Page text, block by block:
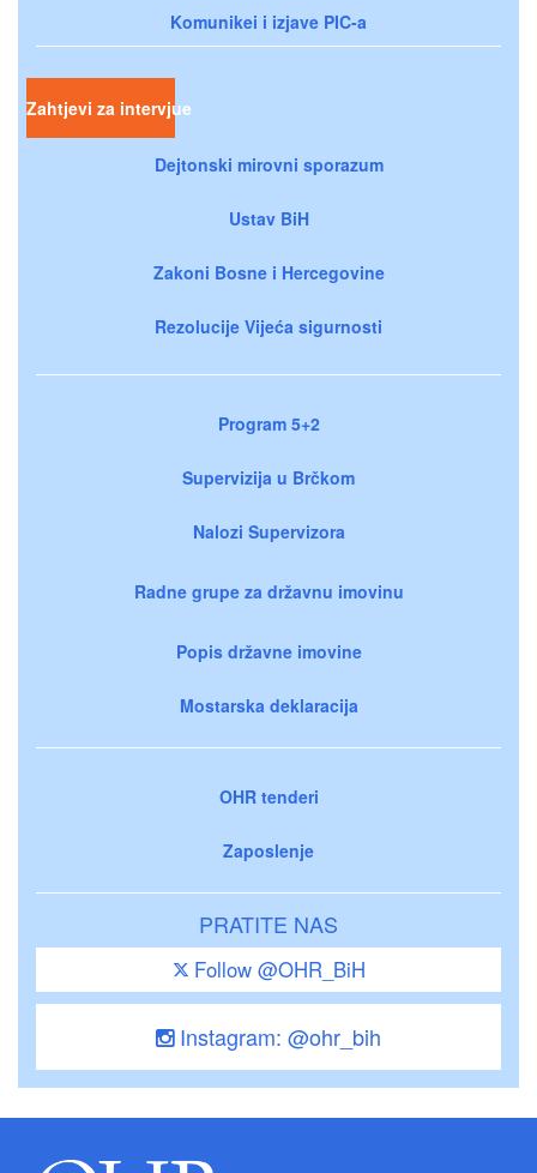
Komunikei i izjave PIC-a
Zahtjevi za intervjue
Dejtonski mirovni sporazum
Ustav BiH
Zakoni Bosne i Hercegovine
Rezolucije Vijeća sigurnosti
Program 5+2
Supervizija u Brčkom
Nalozi Supervizora
Radne grupe za državnu imovinu
Popis državne imovine
Mostarska deklaracija
OHR tenderi
Zaposlenje
PRATITE NAS
Follow @OHR_BiH
Instagram: @ohr_bih